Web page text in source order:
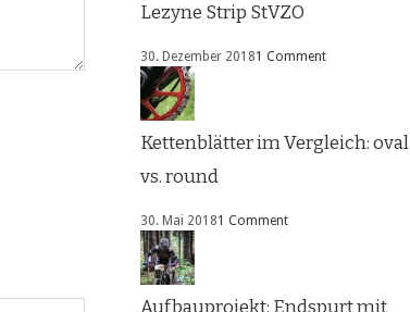
Lezyne Strip StVZO
30. Dezember 20181 Comment
Kettenblätter im Vergleich: oval
vs. round
30. Mai 20181 Comment
Aufbauprojekt: Endspurt mit